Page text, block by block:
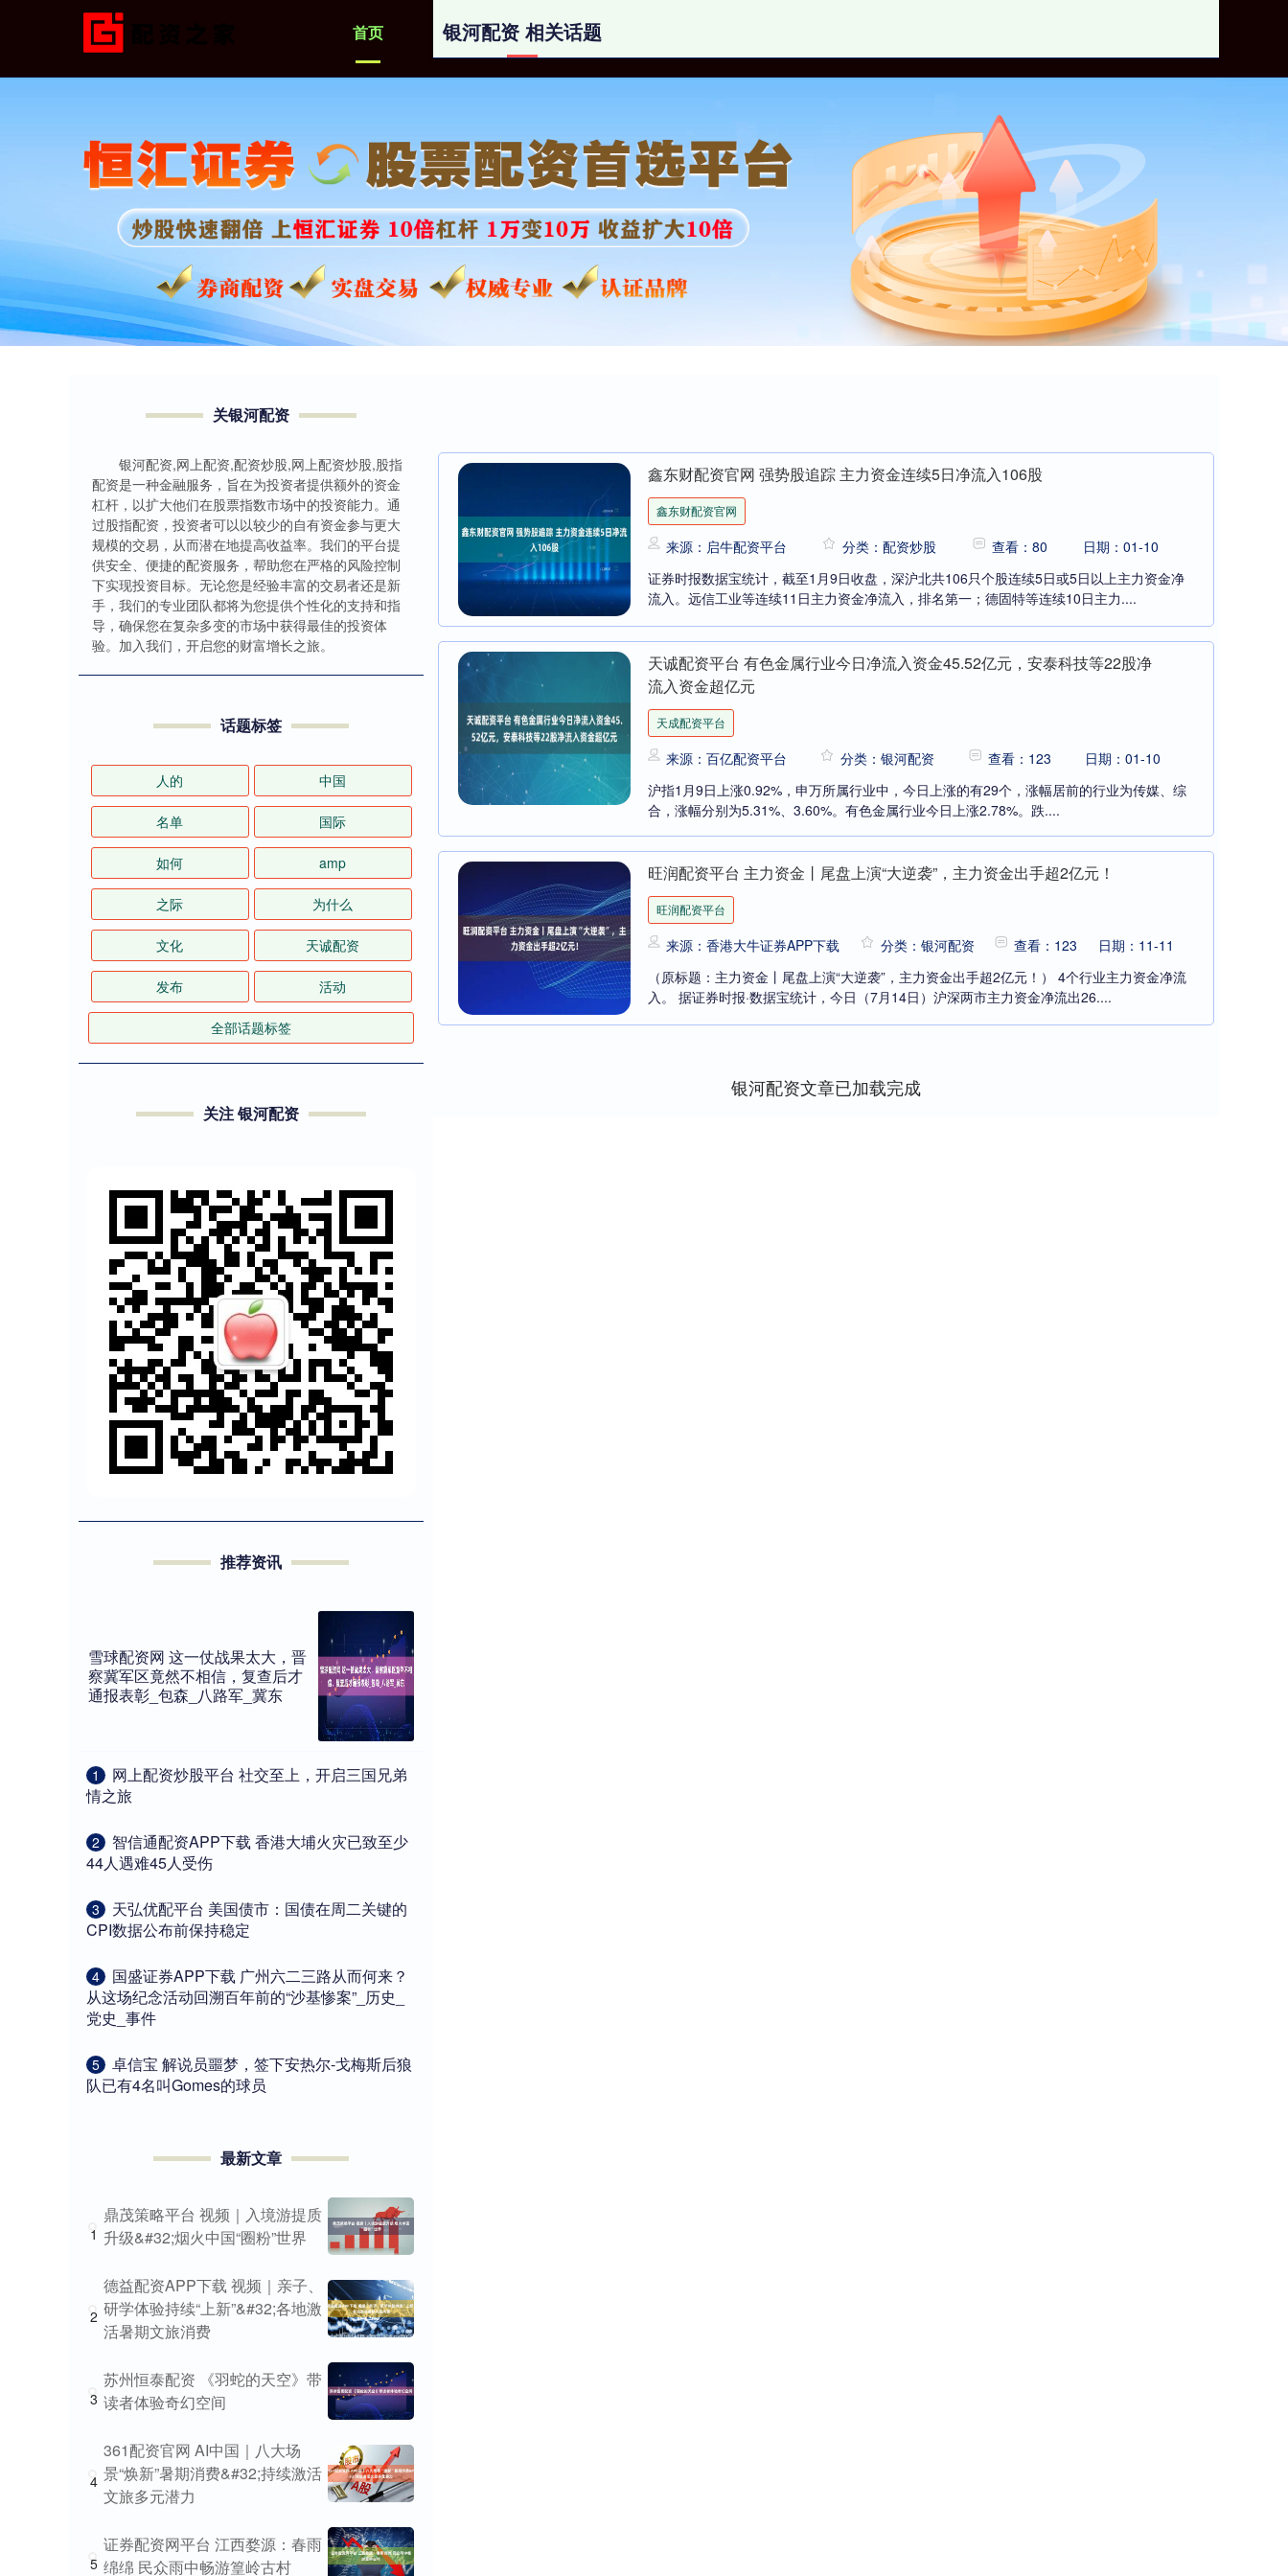
首页 银河配资 网上配资
银河配资 相关话题
鑫东财配资官网 强势股追踪 主力资金连续5日净流入106股
鑫东财配资官网
来源：启牛配资平台 分类：配资炒股 查看：80
日期：01-10
证券时报数据宝统计，截至1月9日收盘，深沪北共106只个股连续5日或5日以上主力资金净
流入。远信工业等连续11日主力资金净流入，排名第一；德固特等连续10日主力....
天诚配资平台 有色金属行业今日净流入资金45.52亿元，安泰科技等22股净
流入资金超亿元
天成配资平台
来源：百亿配资平台 分类：银河配资 查看：123
日期：01-10
沪指1月9日上涨0.92%，申万所属行业中，今日上涨的有29个，涨幅居前的行业为传媒、综
合，涨幅分别为5.31%、3.60%。有色金属行业今日上涨2.78%。跌....
旺润配资平台 主力资金丨尾盘上演“大逆袭”，主力资金出手超2亿元！
旺润配资平台
来源：香港大牛证券APP下载 分类：银河配资 查看：123
日期：11-11
（原标题：主力资金丨尾盘上演“大逆袭”，主力资金出手超2亿元！） 4个行业主力资金净流
入。 据证券时报·数据宝统计，今日（7月14日）沪深两市主力资金净流出26....
银河配资文章已加载完成
关银河配资
银河配资,网上配资,配资炒股,网上配资炒股,股指
配资是一种金融服务，旨在为投资者提供额外的资金
杠杆，以扩大他们在股票指数市场中的投资能力。通
过股指配资，投资者可以以较少的自有资金参与更大
规模的交易，从而潜在地提高收益率。我们的平台提
供安全、便捷的配资服务，帮助您在严格的风险控制
下实现投资目标。无论您是经验丰富的交易者还是新
手，我们的专业团队都将为您提供个性化的支持和指
导，确保您在复杂多变的市场中获得最佳的投资体
验。加入我们，开启您的财富增长之旅。
话题标签
人的 中国
名单 国际
如何 amp
之际 为什么
文化 天诚配资
发布 活动
全部话题标签
关注 银河配资
推荐资讯
雪球配资网 这一仗战果太大，晋
察冀军区竟然不相信，复查后才
通报表彰_包森_八路军_冀东
1
​网上配资炒股平台 社交至上，开启三国兄弟
情之旅
2
​智信通配资APP下载 香港大埔火灾已致至少
44人遇难45人受伤
3
​天弘优配平台 美国债市：国债在周二关键的
CPI数据公布前保持稳定
4
​国盛证券APP下载 广州六二三路从而何来？
从这场纪念活动回溯百年前的“沙基惨案”_历史_
党史_事件
5
​卓信宝 解说员噩梦，签下安热尔-戈梅斯后狼
队已有4名叫Gomes的球员
最新文章
1
鼎茂策略平台 视频｜入境游提质
升级&#32;烟火中国“圈粉”世界
2
德益配资APP下载 视频｜亲子、
研学体验持续“上新”&#32;各地激
活暑期文旅消费
3
苏州恒泰配资 《羽蛇的天空》带
读者体验奇幻空间
4
361配资官网 AI中国｜八大场
景“焕新”暑期消费&#32;持续激活
文旅多元潜力
5
证券配资网平台 江西婺源：春雨
绵绵 民众雨中畅游篁岭古村